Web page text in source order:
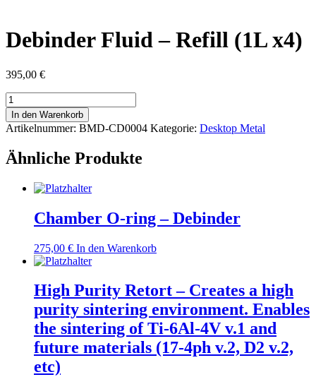
Debinder Fluid – Refill (1L x4)
395,00 €
Debinder
Fluid
-
Refill
(1L
x4)
In den Warenkorb
Artikelnummer: BMD-CD0004 Kategorie: Desktop Metal
Ähnliche Produkte
Chamber O-ring – Debinder
275,00 € In den Warenkorb
High Purity Retort – Creates a high
purity sintering environment. Enables
the sintering of Ti-6Al-4V v.1 and
future materials (17-4ph v.2, D2 v.2,
etc)